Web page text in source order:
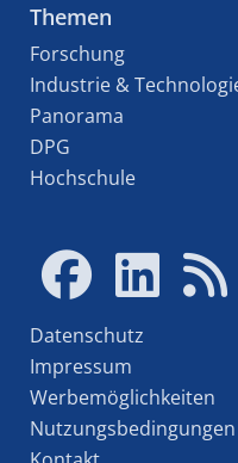
Themen
Forschung
Industrie &
Panorama
DPG
Hochschule
Datenschutz
Impressum
Werbemöglichkeiten
Nutzungsbedingungen